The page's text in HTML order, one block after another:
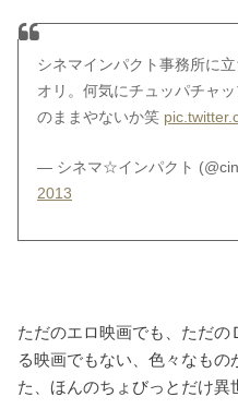
シネマインパクト事務所に
オリ。何気にチュッパチャ
のままやないか笑
— シネマ☆インパクト
2013
ただのエロ映画でも、ただの
る映画でもない、色々なも
た、ほんのちょびっとだけ異